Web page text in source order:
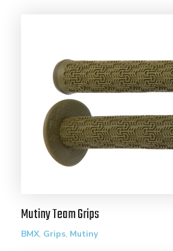
Mutiny Team Grips
BMX, Grips, Mutiny